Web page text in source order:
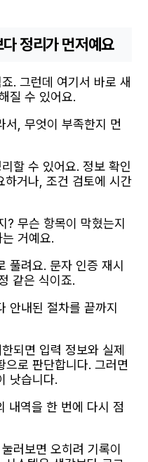
정리가 먼저예요
. 그런데 여기서 바로 새
질 수 있어요.
서, 무엇이 부족한지 먼
할 수 있어요. 정보 확인
하거나, 조건 검토에 시간
? 무슨 항목이 막혔는지
거예요.
풀려요. 문자 인증 재시
같은 식이죠.
안내된 절차를 끝까지
되면 입력 정보와 실제
으로 판단합니다. 그러면
낫습니다.
내역을 한 번에 다시 점
러보면 오히려 기록이